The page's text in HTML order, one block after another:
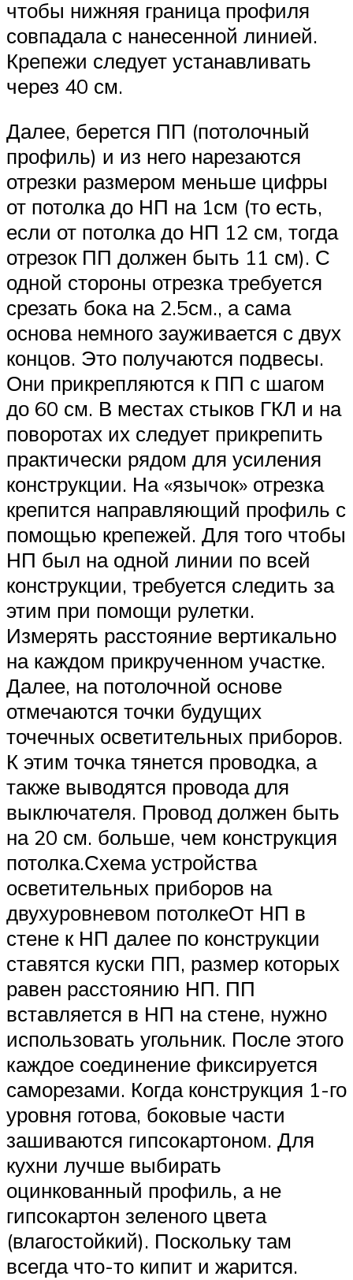
чтобы нижняя граница профиля
совпадала с нанесенной линией.
Крепежи следует устанавливать
через 40 см.
Далее, берется ПП (потолочный
профиль) и из него нарезаются
отрезки размером меньше цифры
от потолка до НП на 1см (то есть,
если от потолка до НП 12 см, тогда
отрезок ПП должен быть 11 см). С
одной стороны отрезка требуется
срезать бока на 2.5см., а сама
основа немного зауживается с двух
концов. Это получаются подвесы.
Они прикрепляются к ПП с шагом
до 60 см. В местах стыков ГКЛ и на
поворотах их следует прикрепить
практически рядом для усиления
конструкции. На «язычок» отрезка
крепится направляющий профиль с
помощью крепежей. Для того чтобы
НП был на одной линии по всей
конструкции, требуется следить за
этим при помощи рулетки.
Измерять расстояние вертикально
на каждом прикрученном участке.
Далее, на потолочной основе
отмечаются точки будущих
точечных осветительных приборов.
К этим точка тянется проводка, а
также выводятся провода для
выключателя. Провод должен быть
на 20 см. больше, чем конструкция
потолка.Схема устройства
осветительных приборов на
двухуровневом потолкеОт НП в
стене к НП далее по конструкции
ставятся куски ПП, размер которых
равен расстоянию НП. ПП
вставляется в НП на стене, нужно
использовать угольник. После этого
каждое соединение фиксируется
саморезами. Когда конструкция 1-го
уровня готова, боковые части
зашиваются гипсокартоном. Для
кухни лучше выбирать
оцинкованный профиль, а не
гипсокартон зеленого цвета
(влагостойкий). Поскольку там
всегда что-то кипит и жарится.